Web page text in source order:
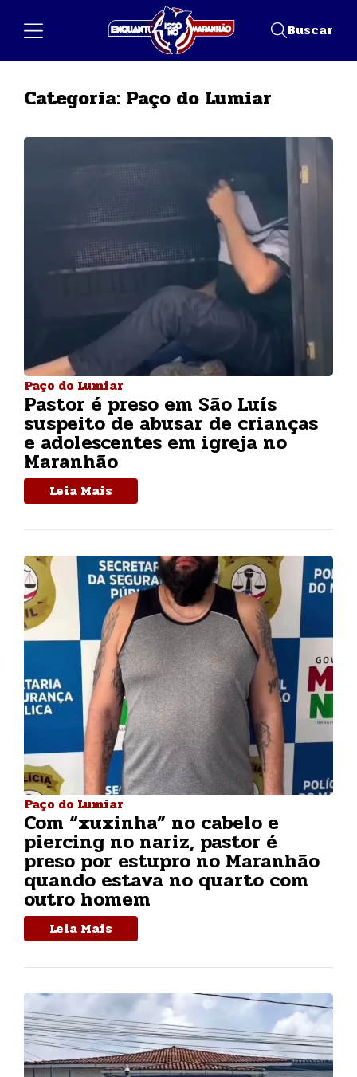
Buscar
Categoria: Paço do Lumiar
Paço do Lumiar
Pastor é preso em São Luís
suspeito de abusar de crianças
e adolescentes em igreja no
Maranhão
Leia Mais
Paço do Lumiar
Com “xuxinha” no cabelo e
piercing no nariz, pastor é
preso por estupro no Maranhão
quando estava no quarto com
outro homem
Leia Mais